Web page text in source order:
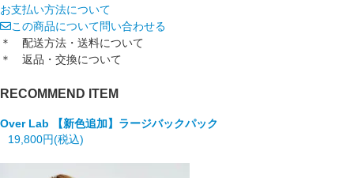
お支払い方法について
この商品について問い合わせる
＊ 配送方法・送料について
＊ 返品・交換について
RECOMMEND ITEM
Over Lab 【新色追加】ラージバックパック
19,800円(税込)